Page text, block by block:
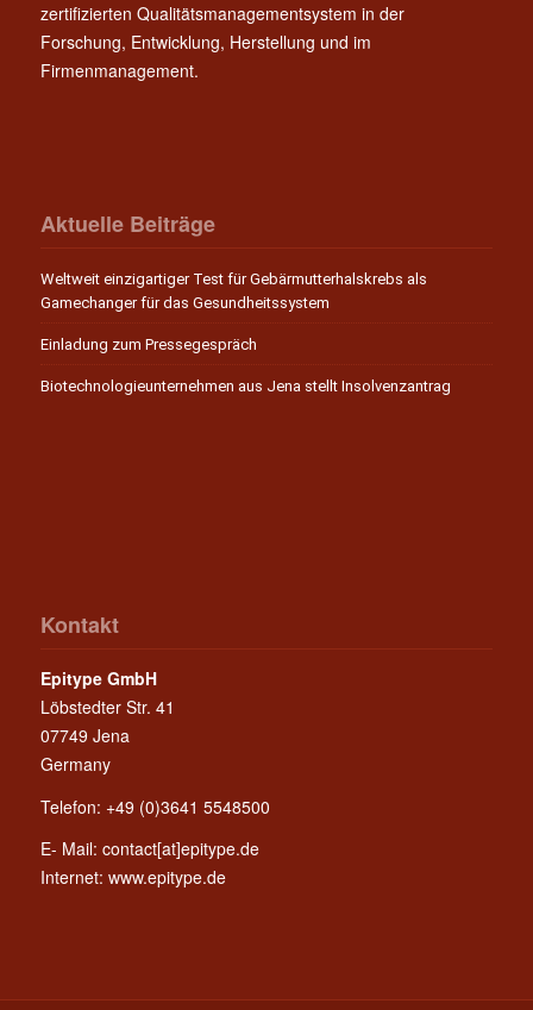
zertifizierten Qualitätsmanagementsystem in der
Forschung, Entwicklung, Herstellung und im
Firmenmanagement.
Aktuelle Beiträge
Weltweit einzigartiger Test für Gebärmutterhalskrebs als
Gamechanger für das Gesundheitssystem
Einladung zum Pressegespräch
Biotechnologieunternehmen aus Jena stellt Insolvenzantrag
Kontakt
Epitype GmbH
Löbstedter Str. 41
07749 Jena
Germany
Telefon: +49 (0)3641 5548500
E- Mail: contact[at]epitype.de
Internet: www.epitype.de